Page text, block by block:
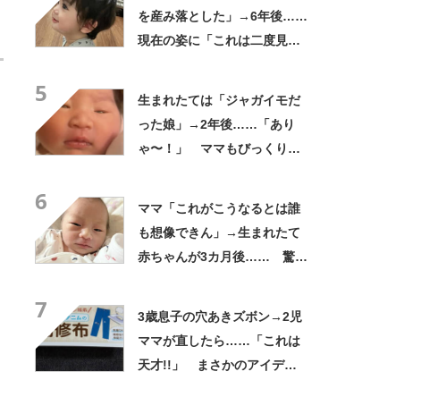
を産み落とした」→6年後……
現在の姿に「これは二度見す
5
生まれたては「ジャガイモだ
った娘」→2年後……「あり
ゃ〜！」 ママもびっくり
6
ママ「これがこうなるとは誰
も想像できん」→生まれたて
赤ちゃんが3カ月後…… 驚き
7
3歳息子の穴あきズボン→2児
ママが直したら……「これは
天才!!」 まさかのアイデア